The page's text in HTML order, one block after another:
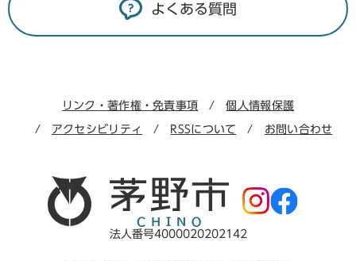
よくある質問
リンク・著作権・免責事項 個人情報保護
アクセシビリティ RSSについて お問い合わせ
法人番号4000020202142